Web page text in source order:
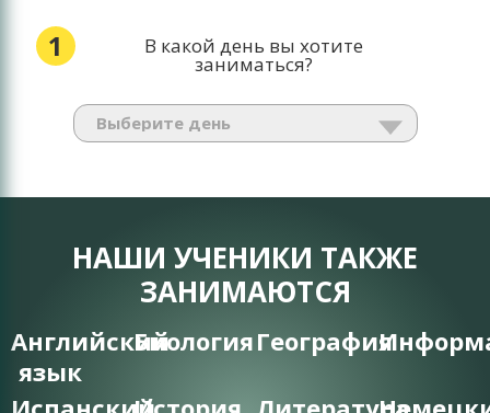
1 В какой день вы хотите
заниматься?
НАШИ УЧЕНИКИ ТАКЖЕ
ЗАНИМАЮТСЯ
Английский
язык
БиологияГеография